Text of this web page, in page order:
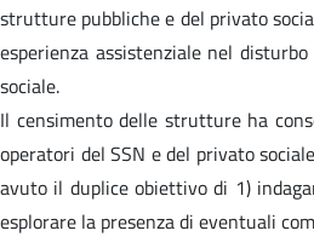
strutture pubbliche e del privato
esperienza assistenziale nel
sociale.
Il censimento delle strutture ha
operatori del SSN e del privato
avuto il duplice obiettivo di 1)
esplorare la presenza di eventuali